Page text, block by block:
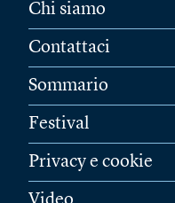
Chi siamo
Contattaci
Sommario
Festival
Privacy e cookie